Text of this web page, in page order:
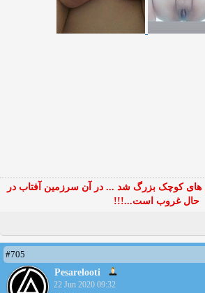
های کوچک بزرگ شد ... در آن سرزمین آفتاب در
حال غروب است...!!!
#705
Pesarelooti
22 Jun 2020 09:32